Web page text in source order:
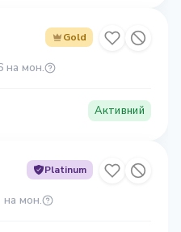
Gold
на мон.
Активний
Platinum
на мон.